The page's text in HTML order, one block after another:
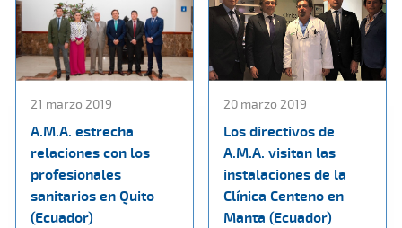
21 marzo 2019
A.M.A. estrecha
relaciones con los
profesionales
sanitarios en Quito
(Ecuador)
20 marzo 2019
Los directivos de
A.M.A. visitan las
instalaciones de la
Clínica Centeno en
Manta (Ecuador)